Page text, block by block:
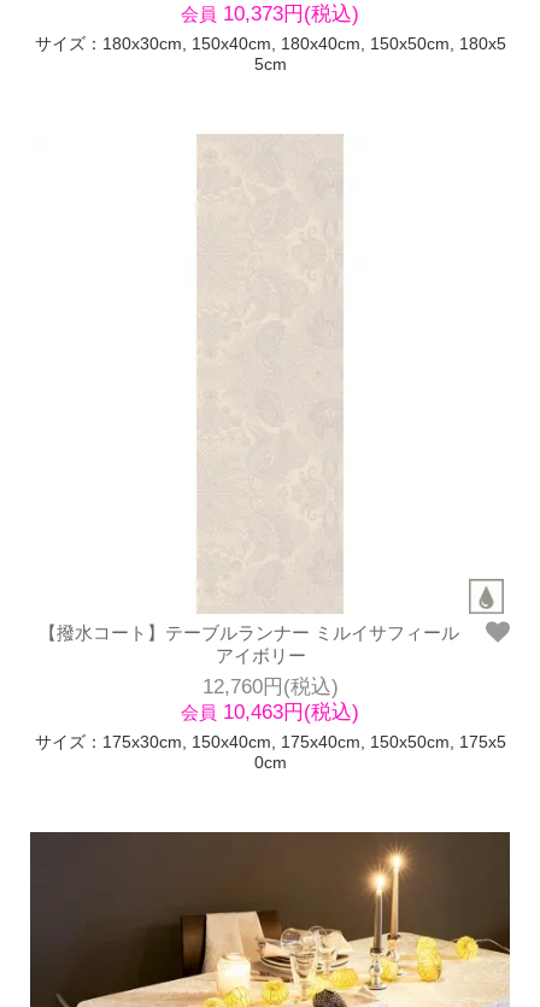
会員 10,373円(税込)
サイズ：180x30cm, 150x40cm, 180x40cm, 150x50cm, 180x5
5cm
【撥水コート】テーブルランナー ミルイサフィール
アイボリー
12,760円(税込)
会員 10,463円(税込)
サイズ：175x30cm, 150x40cm, 175x40cm, 150x50cm, 175x5
0cm